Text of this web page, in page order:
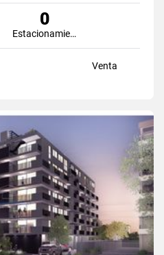
0
Estacionamiento
Venta